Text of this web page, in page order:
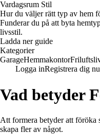
Vardagsrum Stil
Hur du väljer rätt typ av hem
Funderar du på att byta
livsstil.
Ladda ner guide
Kategorier
GarageHemmakontor
Logga inRegistrera dig nu
Vad betyder
Att formera betyder att föröka
skapa fler av något.